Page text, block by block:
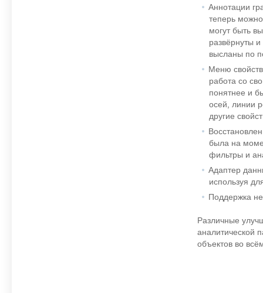
Аннотации
теперь
могут быть
развёрнуты
высланы по
Меню
работа со
понятнее и
осей, линии
другие
была на
фильтры и
Адаптер
используя
Поддержка
Различные
аналитической
объектов во